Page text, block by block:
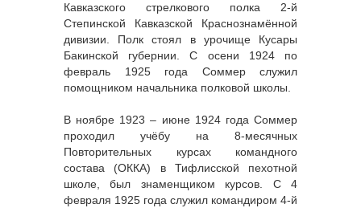
Кавказского стрелкового полка 2-й
Степинской Кавказской Краснознамённой
дивизии. Полк стоял в урочище Кусары
Бакинской губернии. С осени 1924 по
февраль 1925 года Соммер служил
помощником начальника полковой школы.
В ноябре 1923 – июне 1924 года Соммер
проходил учёбу на 8-месячных
Повторительных курсах командного
состава (ОККА) в Тифлисской пехотной
школе, был знаменщиком курсов. С 4
февраля 1925 года служил командиром 4-й